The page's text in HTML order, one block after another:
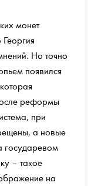
монет
Но точно
появился
реформы
при
а новые
государевом
– такое
на